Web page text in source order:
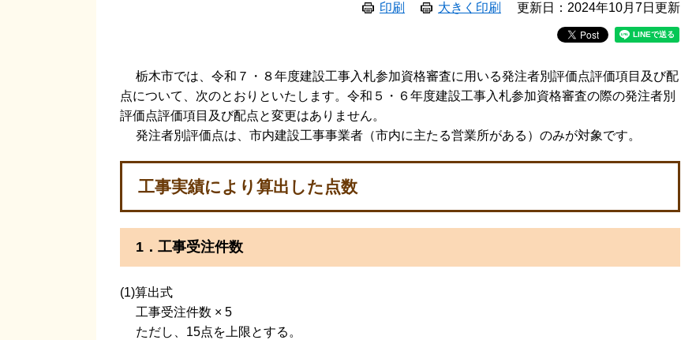
印刷 大きく印刷 更新日：2024年10月7日更新
栃木市では、令和７・８年度建設工事入札参加資格審査に用いる発注者別評価点評価項目及び配
点について、次のとおりといたします。令和５・６年度建設工事入札参加資格審査の際の発注者別
評価点評価項目及び配点と変更はありません。
発注者別評価点は、市内建設工事事業者（市内に主たる営業所がある）のみが対象です。
工事実績により算出した点数
1．工事受注件数
(1)算出式
工事受注件数 × 5
ただし、15点を上限とする。